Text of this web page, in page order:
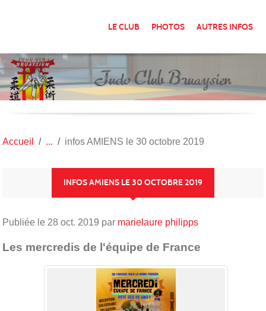
LE CLUB PHOTOS AUTRES INFOS
Accueil infos AMIENS le 30 octobre 2019
INFOS AMIENS LE 30 OCTOBRE 2019
Publiée le 28 oct. 2019 par marielaure philipps
Les mercredis de l'équipe de France